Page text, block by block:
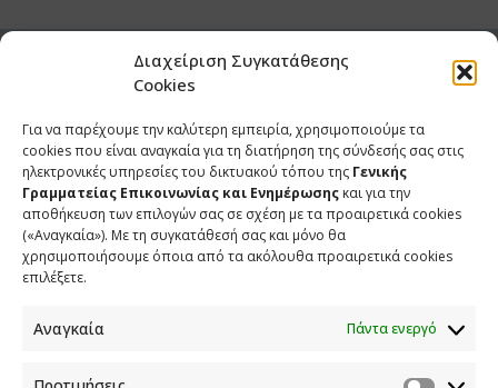
Διαχείριση Συγκατάθεσης
Cookies
Για να παρέχουμε την καλύτερη εμπειρία, χρησιμοποιούμε τα
cookies που είναι αναγκαία για τη διατήρηση της σύνδεσής σας στις
ηλεκτρονικές υπηρεσίες του δικτυακού τόπου της Γενικής
Γραμματείας Επικοινωνίας και Ενημέρωσης και για την
αποθήκευση των επιλογών σας σε σχέση με τα προαιρετικά cookies
(«Αναγκαία»). Με τη συγκατάθεσή σας και μόνο θα
χρησιμοποιήσουμε όποια από τα ακόλουθα προαιρετικά cookies
επιλέξετε.
Αναγκαία Πάντα ενεργό
ΣΧΕΤΙΚΑ ΑΡΘΡΑ
Ανάρτηση του Υφυπουργού παρά τω Πρωθυπουργώ και
Κυβερνητικού Εκπροσώπου Παύλου Μαρινάκη*
2 ΑΥΓΟΥΣΤΟΥ 2026
Σημεία συνέντευξης του Υφυπουργού παρά τω
Πρωθυπουργώ και Κυβερνητικού Εκπροσώπου Παύλου
30 ΙΟΥΛΙΟΥ 2026